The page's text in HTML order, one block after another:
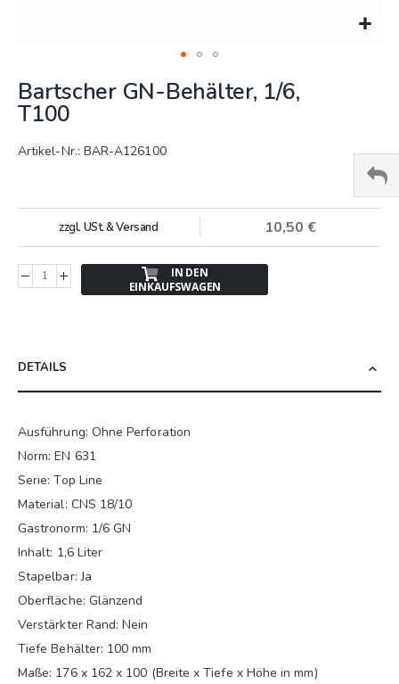
zum
Anfang
der
Bildergalerie
Bartscher GN-Behälter, 1/6,
T100
Artikel-Nr.: BAR-A126100
10,50 €
zzgl. USt. & Versand
IN DEN
EINKAUFSWAGEN
DETAILS
Ausführung: Ohne Perforation
Norm: EN 631
Serie: Top Line
Material: CNS 18/10
Gastronorm: 1/6 GN
Inhalt: 1,6 Liter
Stapelbar: Ja
Oberfläche: Glänzend
Verstärkter Rand: Nein
Tiefe Behälter: 100 mm
Maße: 176 x 162 x 100 (Breite x Tiefe x Höhe in mm)